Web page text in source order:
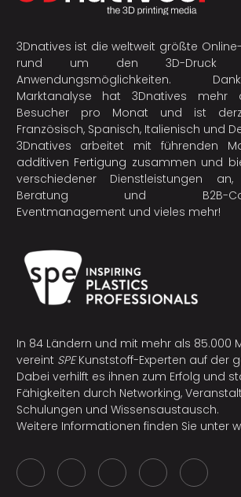
3Dnatives ist die weltweit größte
rund um den 3D-Druck
Anwendungsmöglichkeiten.
Marktanalyse hat 3Dnatives mehr
Besucher pro Monat und ist
Französisch, Spanisch, Italienisch und
3Dnatives arbeitet mit führenden
additiven Fertigung zusammen und
verschiedener Dienstleistungen
Beratung und B2B-
Eventmanagement und vieles mehr!
In 84 Ländern und mit mehr als 85.000
vereint SPEKunststoff-Experten auf der
Dabei verhilft es ihnen zum Erfolg und
Fähigkeiten durch Networking,
Schulungen und Wissensaustausch.
Weitere Informationen finden Sie unter